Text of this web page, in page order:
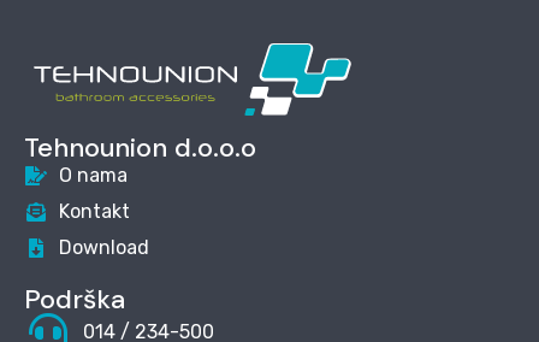
Tehnounion d.o.o.o
O nama
Kontakt
Download
Podrška
014 / 234-500